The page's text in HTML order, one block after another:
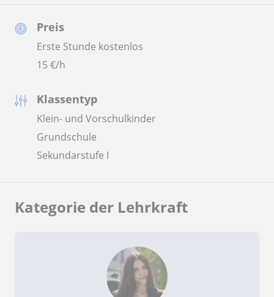
Preis
Erste Stunde kostenlos
15€/h
Klassentyp
Klein- und Vorschulkinder
Grundschule
Sekundarstufe I
Kategorie der Lehrkraft